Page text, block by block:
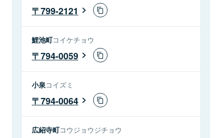
799-2121
鯉池町コイケチョウ
794-0059
小泉コイズミ
794-0064
広紹寺町コウジョウジチョウ